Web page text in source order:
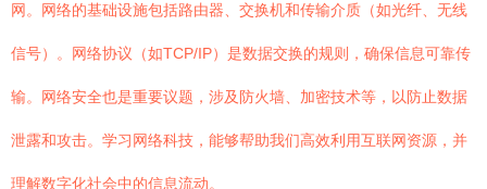
网。网络的基础设施包括路由器、交换机和传输介质（如光纤、无线
信号）。网络协议（如TCP/IP）是数据交换的规则，确保信息可靠传
输。网络安全也是重要议题，涉及防火墙、加密技术等，以防止数据
泄露和攻击。学习网络科技，能够帮助我们高效利用互联网资源，并
理解数字化社会中的信息流动。